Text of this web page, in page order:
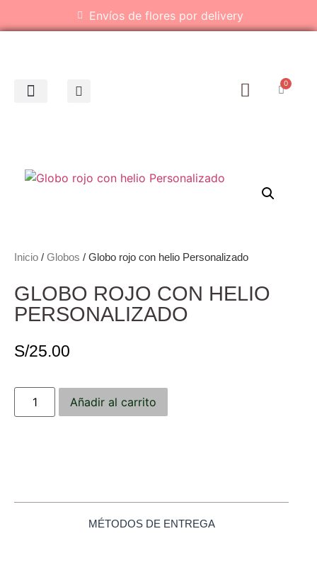
Envíos de flores por delivery
0
Inicio / Globos / Globo rojo con helio Personalizado
GLOBO ROJO CON HELIO
PERSONALIZADO
S/25.00
Añadir al carrito
MÉTODOS DE ENTREGA